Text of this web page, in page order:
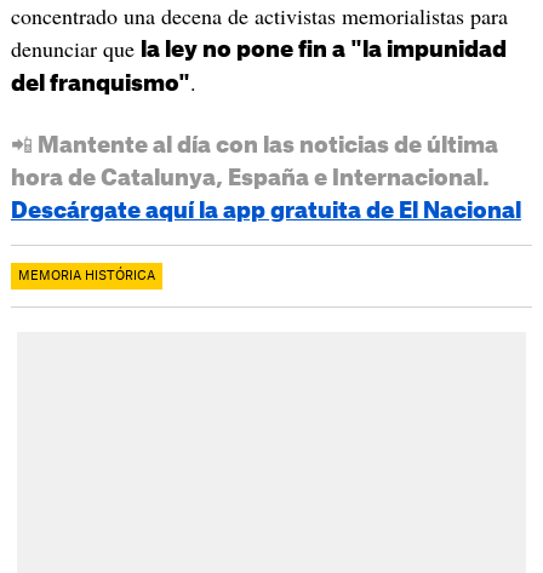
concentrado una decena de activistas memorialistas para
denunciar que la ley no pone fin a "la impunidad
del franquismo".
📲 Mantente al día con las noticias de última
hora de Catalunya, España e Internacional.
Descárgate aquí la app gratuita de El Nacional
MEMORIA HISTÓRICA